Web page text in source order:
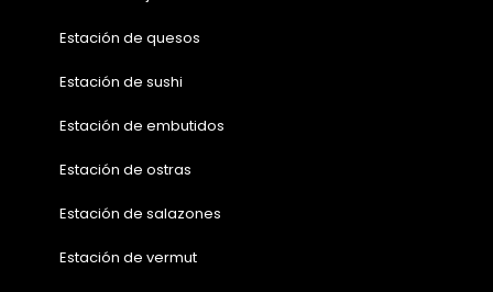
Estación de quesos
Estación de sushi
Estación de embutidos
Estación de ostras
Estación de salazones
Estación de vermut